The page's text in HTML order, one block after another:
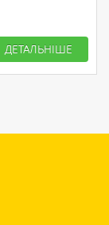
ДЕТАЛЬНІШЕ